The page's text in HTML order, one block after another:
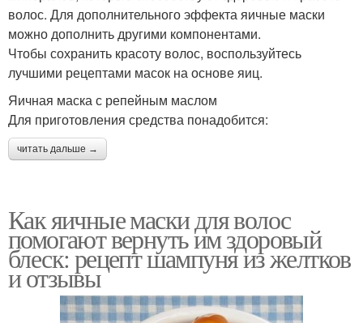
волос. Для дополнительного эффекта яичные маски
можно дополнить другими компонентами.
Чтобы сохранить красоту волос, воспользуйтесь
лучшими рецептами масок на основе яиц.
Яичная маска с репейным маслом
Для приготовления средства понадобится:
читать дальше →
Как яичные маски для волос
помогают вернуть им здоровый
блеск: рецепт шампуня из желтков
и отзывы